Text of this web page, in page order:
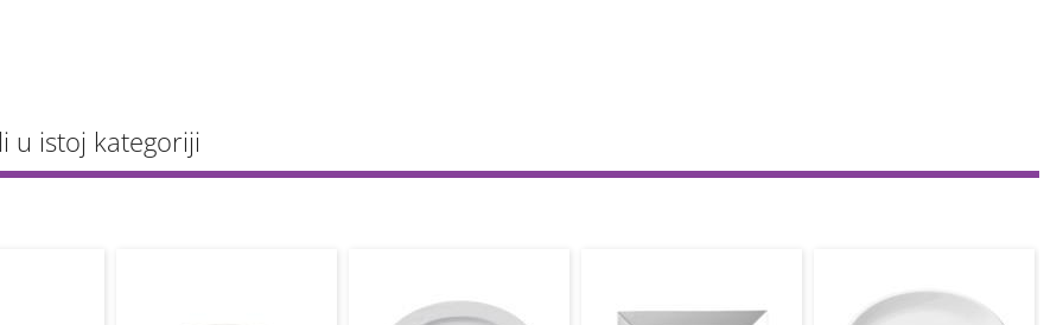
u istoj kategoriji